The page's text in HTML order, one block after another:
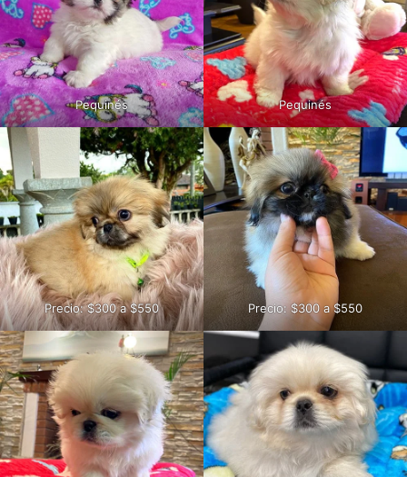
Pequinés Pequinés
Precio: $300 a $550 Precio: $300 a $550